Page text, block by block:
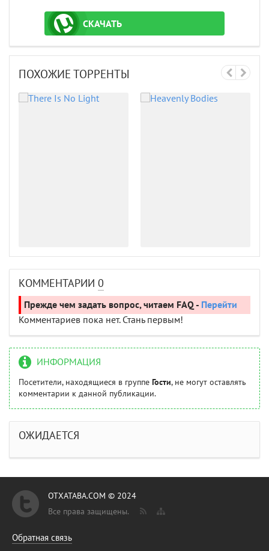
СКАЧАТЬ
ТОРРЕНТ
ПОХОЖИЕ ТОРРЕНТЫ
КОММЕНТАРИИ 0
Прежде чем задать вопрос, читаем FAQ - Перейти
Комментариев пока нет. Стань первым!
ИНФОРМАЦИЯ
Посетители, находящиеся в группе Гости, не могут оставлять
комментарии к данной публикации.
ОЖИДАЕТСЯ
OTXATABA.COM © 2024
Все права защищены.
Обратная связь